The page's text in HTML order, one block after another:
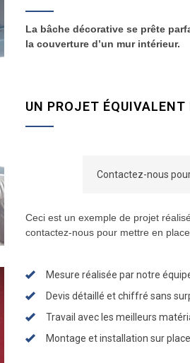
La bâche décorative se prête
la couverture d’un mur intérieur.
UN PROJET ÉQUIVALENT
Contactez-nous
Ceci est un exemple de projet
contactez-nous pour mettre en place
Mesure réalisée par notre
Devis détaillé et chiffré sans
Travail avec les meilleurs
Montage et installation sur